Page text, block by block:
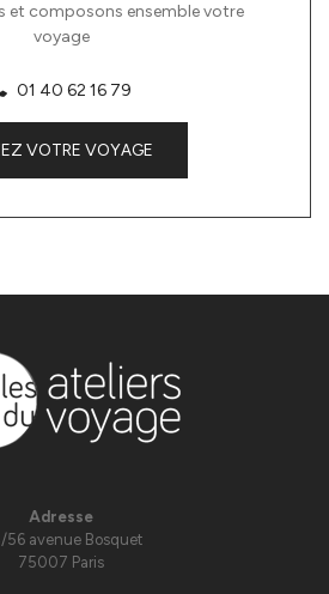
et composons ensemble votre
voyage
01 40 62 16 79
VOTRE VOYAGE
Adresse
56 avenue Bosquet
75007 Paris